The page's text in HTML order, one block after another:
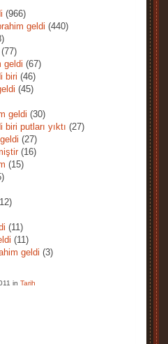
(966)
geldi (440)
(77)
geldi (67)
biri (46)
(45)
geldi (30)
putları yıktı (27)
(27)
(16)
(15)
(11)
(11)
geldi (3)
in Tarih